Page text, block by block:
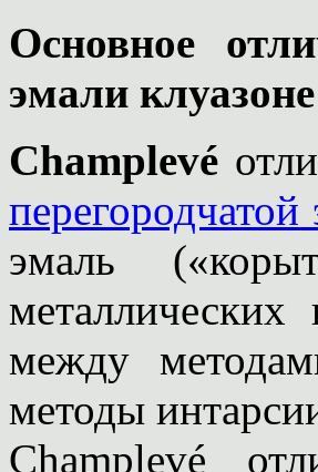
Основное
эмали
Champlevé
эмаль
между
методы
Champlevé